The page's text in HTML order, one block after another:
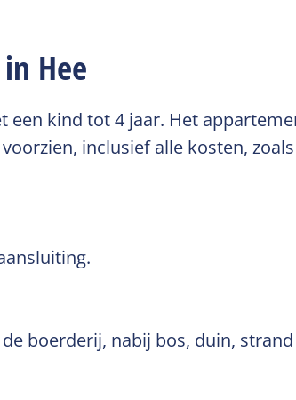
Hee
kind tot 4 jaar. Het
inclusief alle kosten,
boerderij, nabij bos, duin,